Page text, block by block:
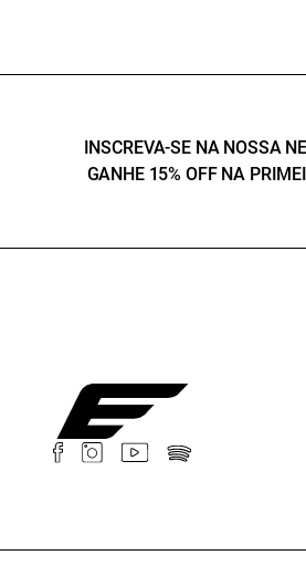
INSCREVA-SE NA NOSSA
GANHE 15% OFF NA